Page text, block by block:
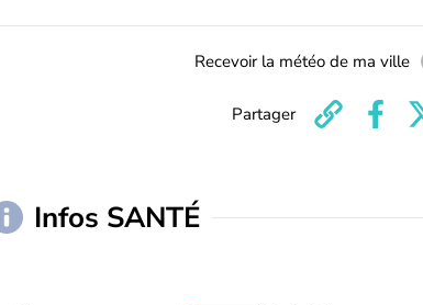
Recevoir la météo de ma ville
Partager
Infos SANTÉ